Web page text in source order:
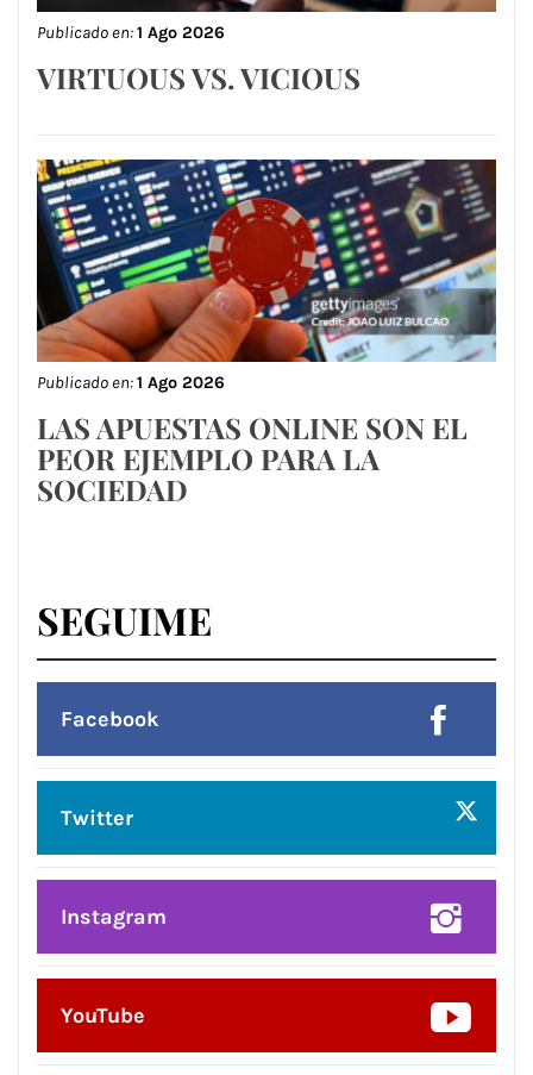
Publicado en:1 Ago 2026
VIRTUOUS VS. VICIOUS
Publicado en:1 Ago 2026
LAS APUESTAS ONLINE SON EL
PEOR EJEMPLO PARA LA
SOCIEDAD
SEGUIME
Facebook
Twitter
Instagram
YouTube